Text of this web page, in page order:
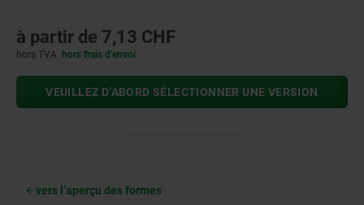
à partir de 7,13 CHF
hors TVA hors frais d’envoi
VEUILLEZ D’ABORD SÉLECTIONNER UNE VERSION
vers l’aperçu des formes